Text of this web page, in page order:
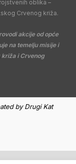
oblika –
Crvenog križa.
akcije od opće
na temelju misije i
križa i Crvenog
byDrugi Kat